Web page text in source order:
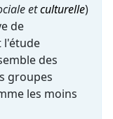
etculturelle)
de
l'étude
des
groupes
les moins